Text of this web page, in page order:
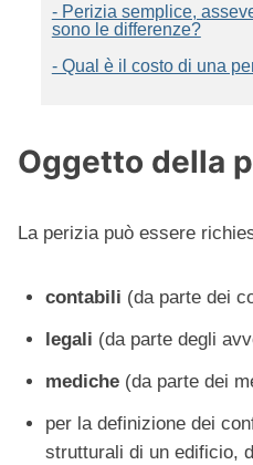
- Perizia semplice,
sono le differenze?
- Qual è il costo di una
Oggetto della
La perizia può essere
contabili (da parte dei
legali (da parte degli
mediche (da parte dei
per la definizione dei
strutturali di un edificio,